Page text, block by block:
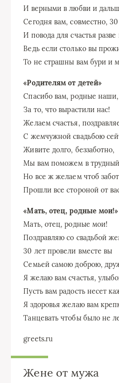
И верными в любви и
Сегодня вам, совместно,
И повода для счастья разве
Ведь если столько вы
То не страшны вам бури и
«Родителям от детей»
Спасибо вам, родные наши,
За то, что вырастили нас!
Желаем счастья,
С жемчужной свадьбою
Живите долго, беззаботно,
Мы вам поможем в
Но все ж желаем чтоб
Прошли все стороной от
«Мать, отец, родные мои!»
Мать, отец, родные мои!
Поздравляю со свадьбой
30 лет провели вместе вы
Семьей самою доброю,
Я желаю вам счастья,
Пусть вам радость несет
Я здоровья желаю вам
Танцевать чтобы было не
greets.ru
Жене от мужа